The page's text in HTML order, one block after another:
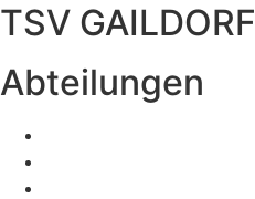
TSV GAILDORF
Abteilungen